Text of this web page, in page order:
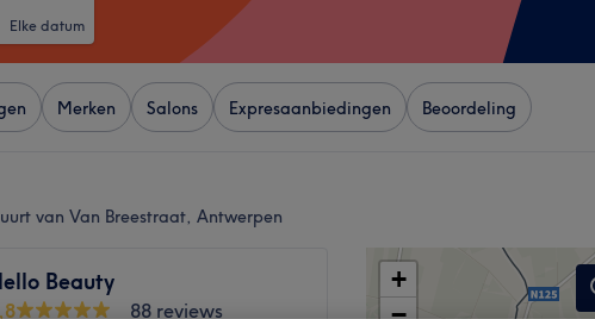
Elke datum
Merken Salons Expresaanbiedingen Beoordeling
van Van Breestraat, Antwerpen
Beauty
88 reviews
+